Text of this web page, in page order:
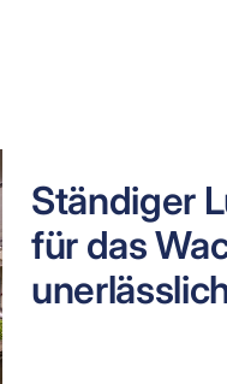
Ständiger
für das